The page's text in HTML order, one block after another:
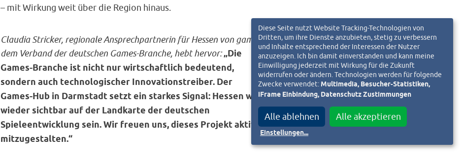
– mit Wirkung weit über die Region hinaus.
Claudia Stricker, regionale Ansprechpartnerin für Hessen von game,
dem Verband der deutschen Games-Branche, hebt hervor: „Die
Games-Branche ist nicht nur wirtschaftlich bedeutend,
sondern auch technologischer Innovationstreiber. Der
Games-Hub in Darmstadt setzt ein starkes Signal: Hessen will
wieder sichtbar auf der Landkarte der deutschen
Spieleentwicklung sein. Wir freuen uns, dieses Projekt aktiv
mitzugestalten.“
Diese Seite nutzt Website Tracking-Technologien von
Dritten, um ihre Dienste anzubieten, stetig zu verbessern
und Inhalte entsprechend der Interessen der Nutzer
anzuzeigen. Ich bin damit einverstanden und kann meine
Einwilligung jederzeit mit Wirkung für die Zukunft
widerrufen oder ändern. Technologien werden für folgende
Zwecke verwendet:Multimedia, Besucher-Statistiken,
iFrame Einbindung, Datenschutz Zustimmungen
Alle ablehnen Alle akzeptieren
Einstellungen...